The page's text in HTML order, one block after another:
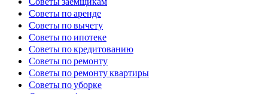
Советы по аренде
Советы по вычету
Советы по ипотеке
Советы по кредитованию
Советы по ремонту
Советы по ремонту квартиры
Советы по уборке